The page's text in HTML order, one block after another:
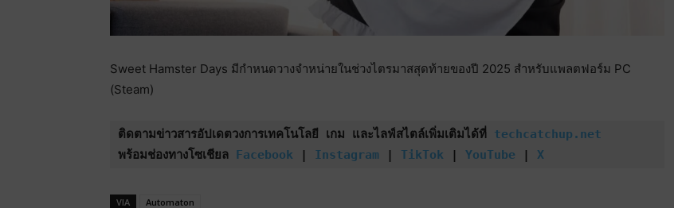
Sweet Hamster Days มีกำหนดวางจำหน่ายในช่วงไตรมาสสุดท้ายของปี 2025 สำหรับแพลตฟอร์ม PC
(Steam)
ติดตามข่าวสารอัปเดตวงการเทคโนโลยี เกม และไลฟ์สไตล์เพิ่มเติมได้ที่ techcatchup.net
พร้อมช่องทางโซเชียล Facebook | Instagram | TikTok | YouTube | X
VIA
Automaton